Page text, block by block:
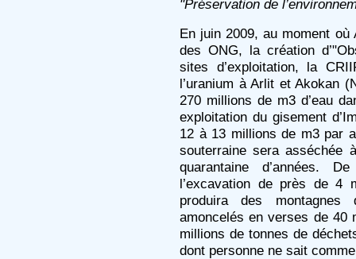
"Préservation de
En juin 2009, au moment
des ONG, la création
sites d’exploitation, la
l’uranium à Arlit et Akokan
270 millions de m3 d’eau
exploitation du gisement
12 à 13 millions de m3 par
souterraine sera asséchée
quarantaine d’années.
l’excavation de près de 4
produira des
amoncelés en verses de 40
millions de tonnes de
dont personne ne sait